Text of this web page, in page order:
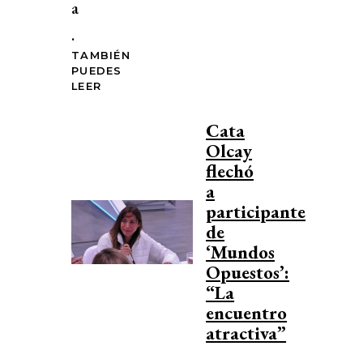
a
.
TAMBIÉN
PUEDES
LEER
Cata
Olcay
flechó
a
participante
de
‘Mundos
Opuestos’:
“La
encuentro
atractiva”